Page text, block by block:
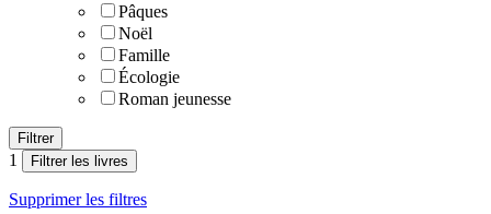
Pâques
Noël
Famille
Écologie
Roman jeunesse
1 Filtrer les livres
Supprimer les filtres